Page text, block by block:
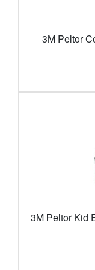
3M Peltor
3M Peltor Kid